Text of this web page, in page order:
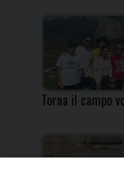
Torna il campo